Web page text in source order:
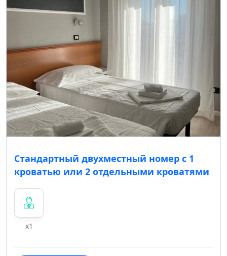
Стандартный двухместный номер с 1
кроватью или 2 отдельными кроватями
x1